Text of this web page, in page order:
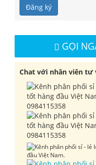
Đăng ký
GỌI
Chat với nhân viên tư
0984115358
0984115358